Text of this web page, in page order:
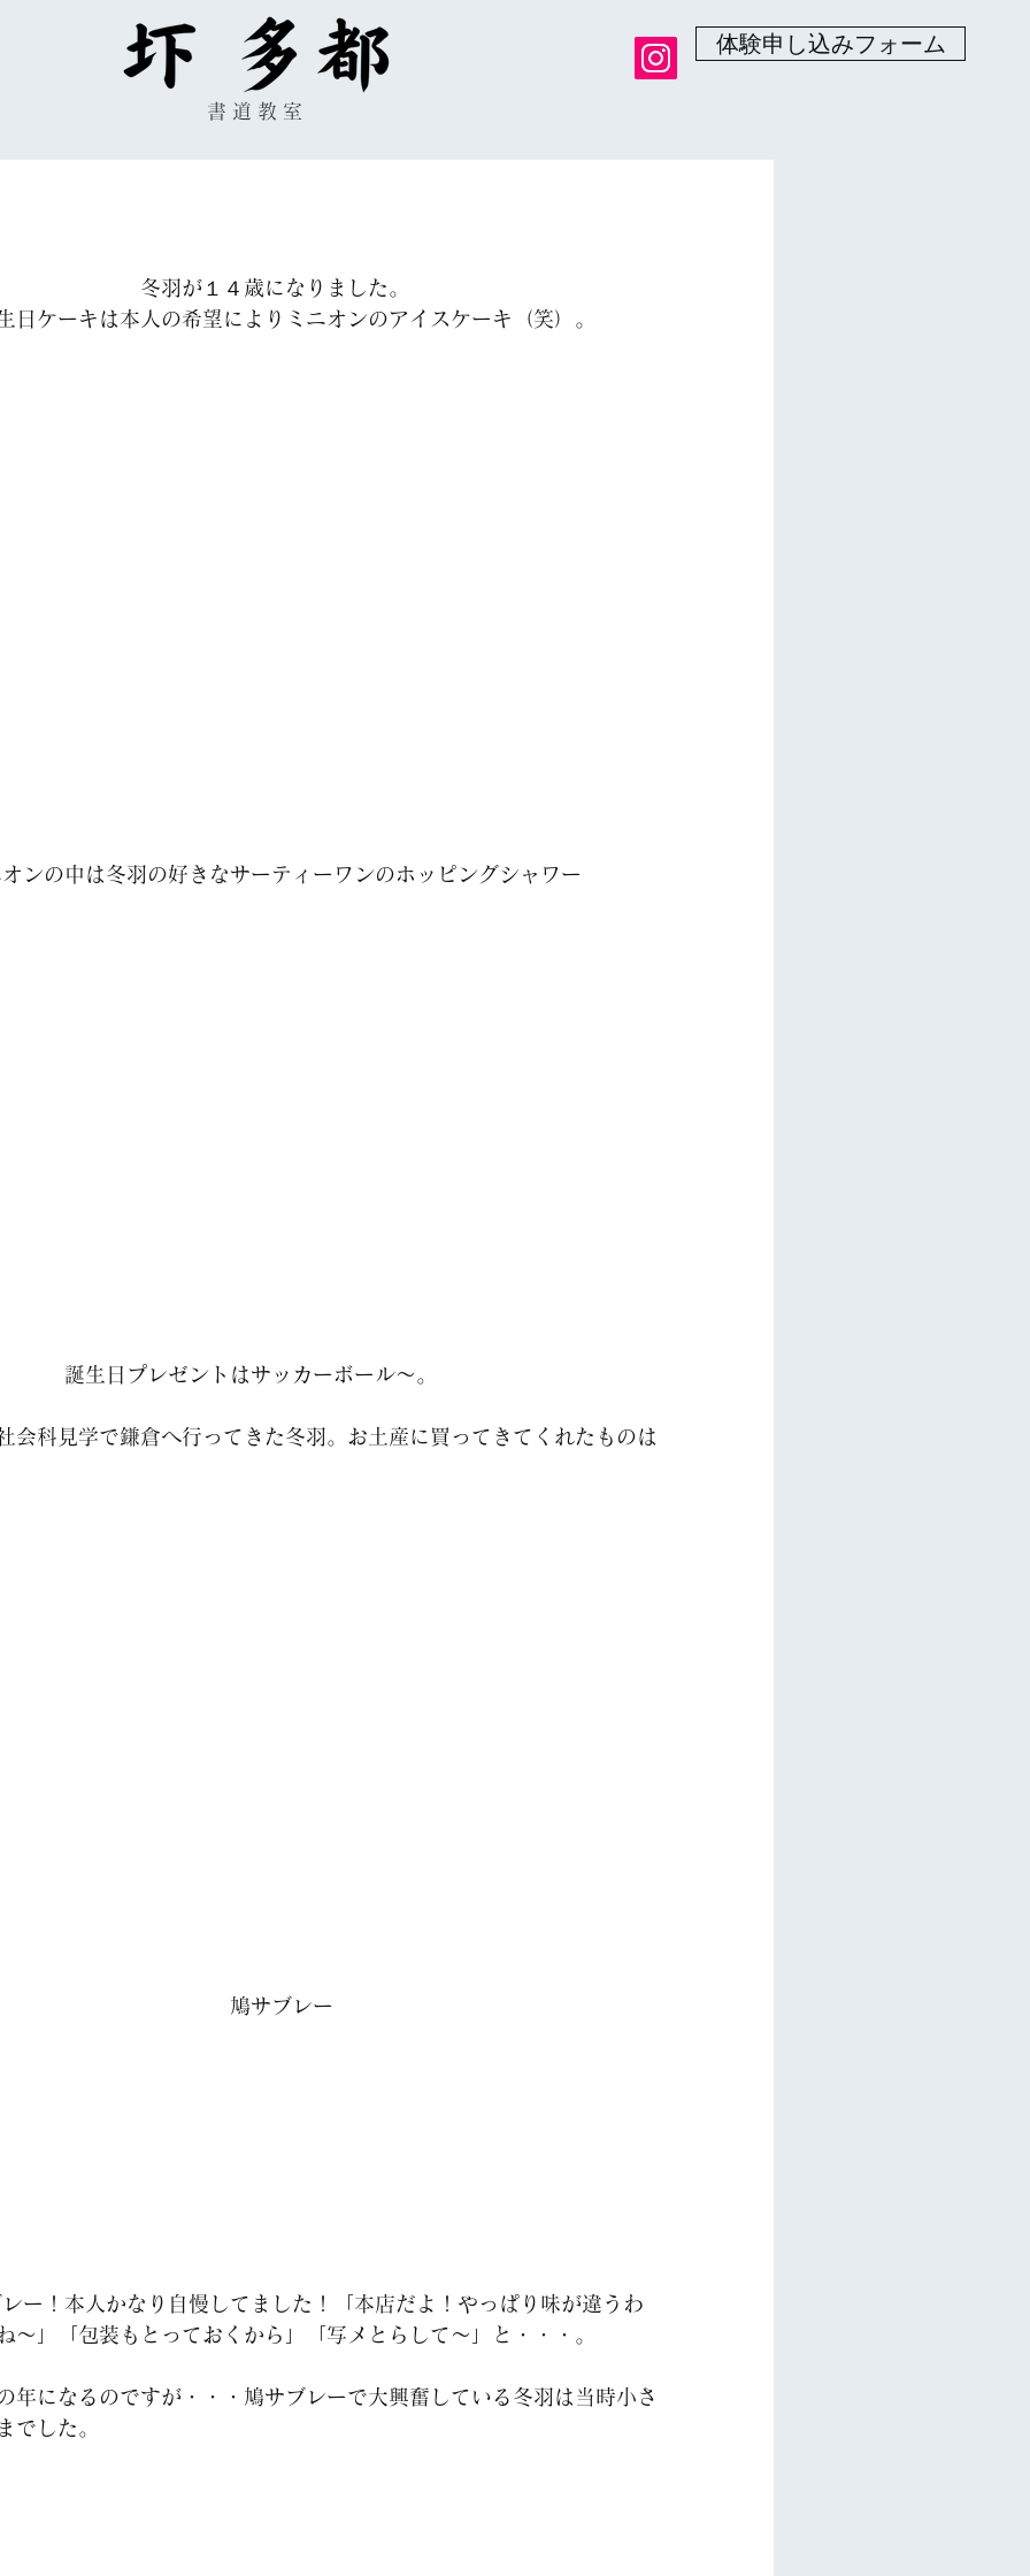
書道教室
体験申し込みフォーム
歳になりました。
人の希望によりミニオンのアイスケーキ（笑）。
ントはサッカーボール～。
見学で鎌倉へ行ってきた冬羽。お土産に買ってきてくれたものは
ブレー
～」「包装もとっておくから」「写メとらして～」と・・・。
年になるのですが・・・鳩サブレーで大興奮している冬羽は当時小さ
でした。